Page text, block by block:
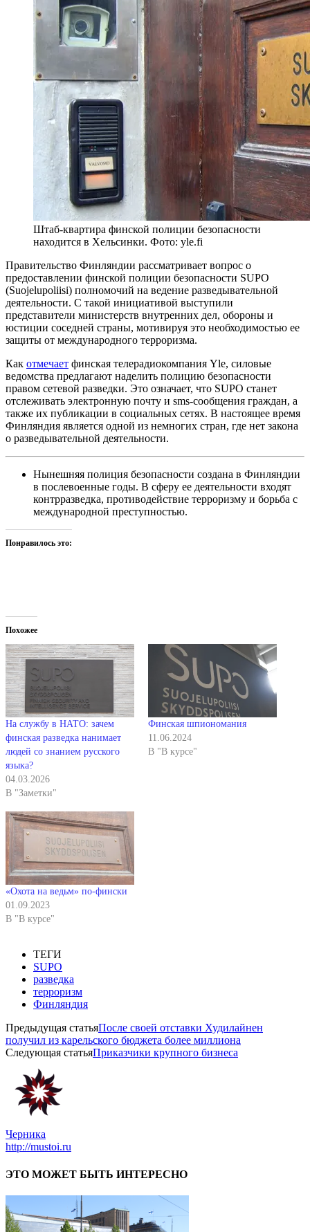
Штаб-квартира финской полиции безопасности
находится в Хельсинки. Фото: yle.fi
Правительство Финляндии рассматривает вопрос о
предоставлении финской полиции безопасности SUPO
(Suojelupoliisi) полномочий на ведение разведывательной
деятельности. С такой инициативой выступили
представители министерств внутренних дел, обороны и
юстиции соседней страны, мотивируя это необходимостью ее
защиты от международного терроризма.
Как отмечает финская телерадиокомпания Yle, силовые
ведомства предлагают наделить полицию безопасности
правом сетевой разведки. Это означает, что SUPO станет
отслеживать электронную почту и sms-сообщения граждан, а
также их публикации в социальных сетях. В настоящее время
Финляндия является одной из немногих стран, где нет закона
о разведывательной деятельности.
Нынешняя полиция безопасности создана в Финляндии
в послевоенные годы. В сферу ее деятельности входят
контрразведка, противодействие терроризму и борьба с
международной преступностью.
Понравилось это:
Похожее
На службу в НАТО: зачем
финская разведка нанимает
людей со знанием русского
языка?
04.03.2026
В "Заметки"
Финская шпиономания
11.06.2024
В "В курсе"
«Охота на ведьм» по-фински
01.09.2023
В "В курсе"
ТЕГИ
SUPO
разведка
терроризм
Финляндия
Предыдущая статьяПосле своей отставки Худилайнен
получил из карельского бюджета более миллиона
Следующая статьяПриказчики крупного бизнеса
Черника
http://mustoi.ru
ЭТО МОЖЕТ БЫТЬ ИНТЕРЕСНО